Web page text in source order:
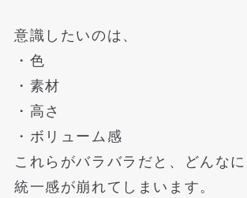
意識したいのは、
・色
・素材
・高さ
・ボリューム感
これらがバラバラだと、どんな
統一感が崩れてしまいます。